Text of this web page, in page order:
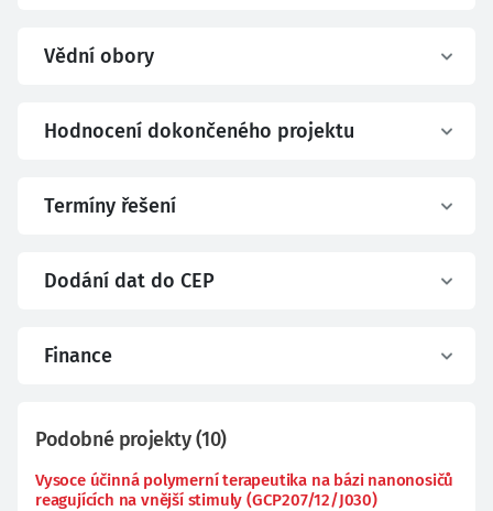
Vědní obory
Hodnocení dokončeného projektu
Termíny řešení
Dodání dat do CEP
Finance
Podobné projekty(10)
Vysoce účinná polymerní terapeutika na bázi nanonosičů
reagujících na vnější stimuly (GCP207/12/J030)